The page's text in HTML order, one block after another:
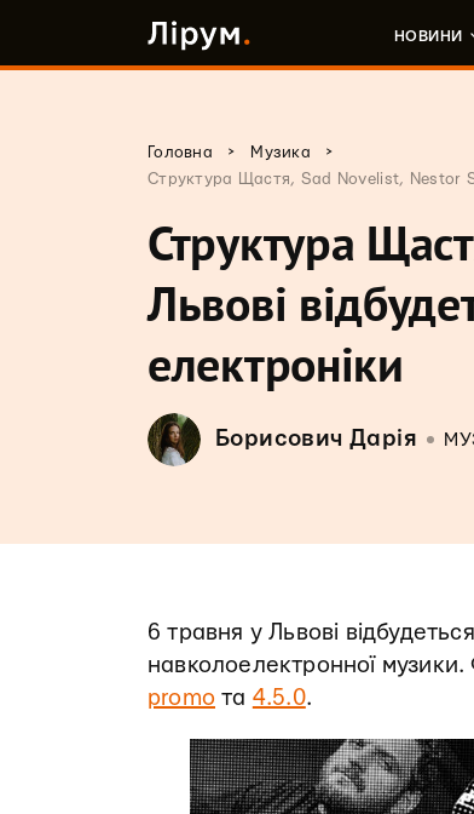
НОВИНИ
Головна > Музика
>
Структура Щастя, Sad Novelist, Nestor
Структура
Львові
електроніки
Борисович Дарія
6 травня у Львові
навколоелектронної музики.
promo та 4.5.0.